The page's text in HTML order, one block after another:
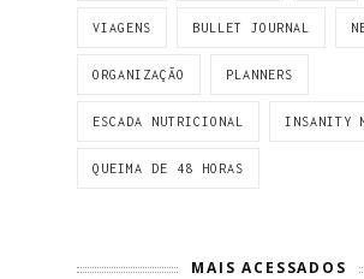
VIAGENS BULLET JOURNAL
ORGANIZAÇÃO PLANNERS
ESCADA NUTRICIONAL INSANITY
QUEIMA DE 48 HORAS
MAIS ACESSADOS